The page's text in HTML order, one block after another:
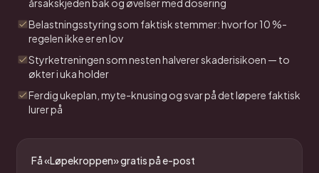
årsakskjeden bak og øvelser med dosering
Belastningsstyring som faktisk stemmer: hvorfor 10 %-
regelen ikke er en lov
Styrketreningen som nesten halverer skaderisikoen — to
økter i uka holder
Ferdig ukeplan, myte-knusing og svar på det løpere faktisk
lurer på
Få «Løpekroppen» gratis på e-post